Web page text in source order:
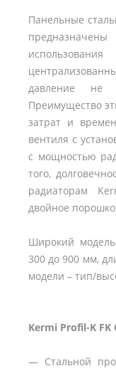
Панельные
давление не
Преимущество
затрат и
вентиля с
с мощностью
того,
радиаторам
двойное
Широкий
300 до 900 мм,
модели – тип/
Kermi Profil-K FK
— Стальной